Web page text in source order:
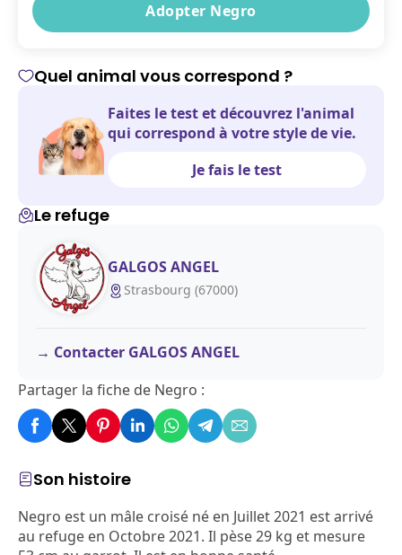
Adopter Negro
Son histoire
Negro est un mâle croisé né en Juillet 2021 est arrivé
au refuge en Octobre 2021. Il pèse 29 kg et mesure
Quel animal vous correspond ?
Faites le test et découvrez l'animal
qui correspond à votre style de vie.
Je fais le test
Le refuge
GALGOS ANGEL
Strasbourg (67000)
Contacter GALGOS ANGEL
Partager la fiche de Negro :